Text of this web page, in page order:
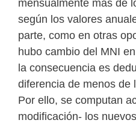
mensualmente más de
según los valores
parte, como en otras
hubo cambio del MNI
la consecuencia es
diferencia de menos de
Por ello, se computan
modificación- los